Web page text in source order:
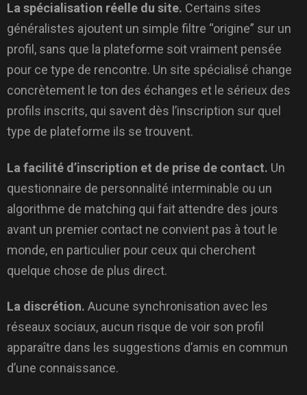
La spécialisation réelle du site. Certains sites
généralistes ajoutent un simple filtre “origine” sur un
profil, sans que la plateforme soit vraiment pensée
pour ce type de rencontre. Un site spécialisé change
concrètement le ton des échanges et le sérieux des
profils inscrits, qui savent dès l’inscription sur quel
type de plateforme ils se trouvent.
La facilité d’inscription et de prise de contact. Un
questionnaire de personnalité interminable ou un
algorithme de matching qui fait attendre des jours
avant un premier contact ne convient pas à tout le
monde, en particulier pour ceux qui cherchent
quelque chose de plus direct.
La discrétion. Aucune synchronisation avec les
réseaux sociaux, aucun risque de voir son profil
apparaître dans les suggestions d’amis en commun
d’une connaissance.